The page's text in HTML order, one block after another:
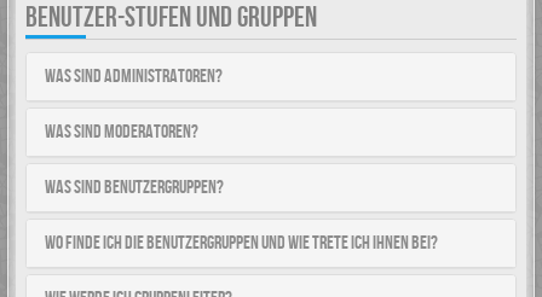
BENUTZER-STUFEN UND GRUPPEN
Was sind Administratoren?
Was sind Moderatoren?
Was sind Benutzergruppen?
Wo finde ich die Benutzergruppen und wie trete ich ihnen bei?